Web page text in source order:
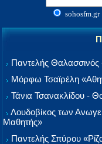
sohosfm.gr
Παντελής
Μόρφω Τσαϊρέλη
Τάνια Τσανακλίδου -
Λουδοβίκος των
Μαθητής»
Παντελής Σπύρου